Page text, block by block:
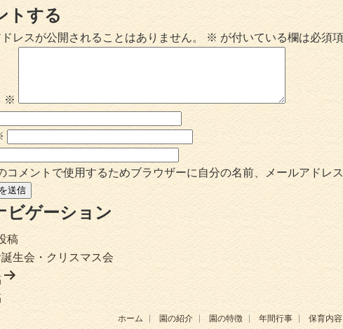
トする
レスが公開されることはありません。 ※ が付いている欄は必須
※
コメントで使用するためブラウザーに自分の名前、メールアドレ
ビゲーション
稿
誕生会・クリスマス会
ホーム 園の紹介 園の特徴 年間行事 保育内容